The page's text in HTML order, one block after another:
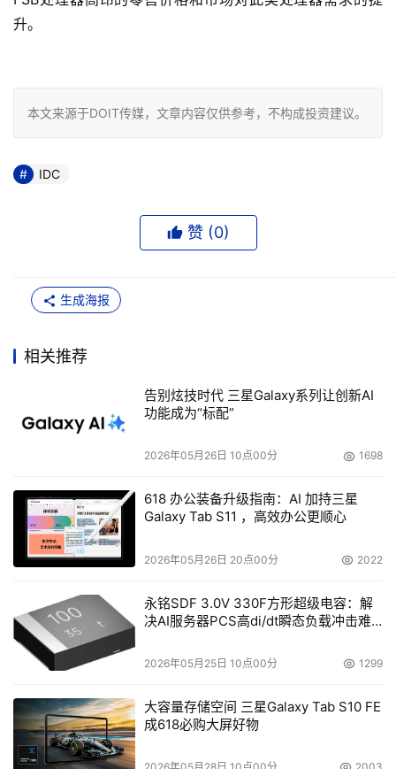
升。
本文来源于DOIT传媒，文章内容仅供参考，不构成投资建议。
IDC
赞 (0)
生成海报
相关推荐
告别炫技时代 三星Galaxy系列让创新AI
功能成为“标配”
2026年05月26日 10点00分 1698
618 办公装备升级指南：AI 加持三星
Galaxy Tab S11 ，高效办公更顺心
2026年05月26日 20点00分 2022
永铭SDF 3.0V 330F方形超级电容：解
决AI服务器PCS高di/dt瞬态负载冲击难
2026年05月25日 10点00分 1299
大容量存储空间 三星Galaxy Tab S10 FE
成618必购大屏好物